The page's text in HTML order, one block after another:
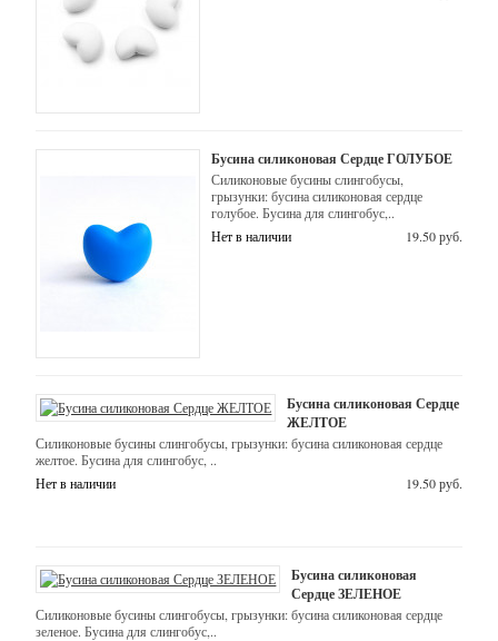
нас
вопрос
Отзывы
Наборы
Наборы
Подвески
Силикон
(буквы,
грызунки,
-
Наборы
Бусина силиконовая Сердце ГОЛУБОЕ
Силиконовые бусины слингобусы,
грызунки: бусина силиконовая сердце
голубое. Бусина для слингобус,..
19.50 руб.
Нет в наличии
Бусина силиконовая Сердце
ЖЕЛТОЕ
Силиконовые бусины слингобусы, грызунки: бусина силиконовая сердце
желтое. Бусина для слингобус, ..
19.50 руб.
Нет в наличии
Бусина силиконовая
Сердце ЗЕЛЕНОЕ
Силиконовые бусины слингобусы, грызунки: бусина силиконовая сердце
зеленое. Бусина для слингобус,..